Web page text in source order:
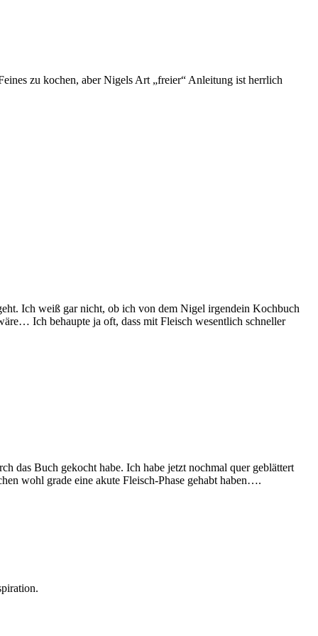
zu kochen, aber Nigels Art „freier“ Anleitung ist herrlich
Ich weiß gar nicht, ob ich von dem Nigel irgendein Kochbuch
Ich behaupte ja oft, dass mit Fleisch wesentlich schneller
das Buch gekocht habe. Ich habe jetzt nochmal quer geblättert
wohl grade eine akute Fleisch-Phase gehabt haben….